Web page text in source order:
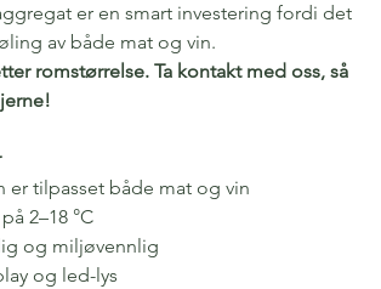
er en smart investering fordi det
av både mat og vin.
romstørrelse. Ta kontakt med oss, så
er tilpasset både mat og vin
2–18 °C
og miljøvennlig
og led-lys